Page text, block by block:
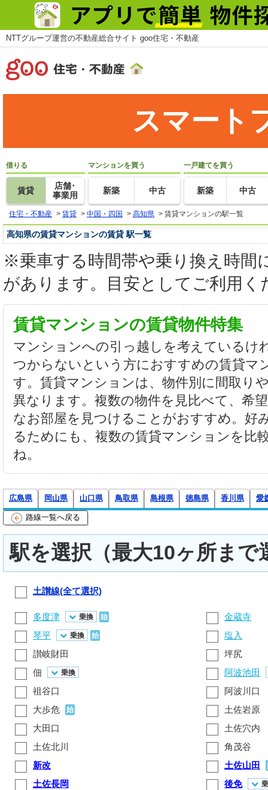
NTTグループ運営の不動産総合サイト goo住宅・不動産
スマート
借りる
賃貸
店舗･
事業用
マンションを買う
新築 中古
一戸建てを買う
新築 中古
住宅・不動産 > 賃貸 > 中国・四国 > 高知県 > 賃貸マンションの駅一覧
高知県の賃貸マンションの賃貸 駅一覧
※乗車する時間帯や乗り換え時間
があります。目安としてご利用く
賃貸マンションの賃貸物件特集
マンションへの引っ越しを考えているけ
つからないという方におすすめの賃貸マ
す。賃貸マンションは、物件別に間取り
異なります。複数の物件を見比べて、希
なお部屋を見つけることがおすすめ。好
るためにも、複数の賃貸マンションを比
ね。
広島県 岡山県 山口県 鳥取県 島根県 徳島県 香川県 愛
路線一覧へ戻る
駅を選択（最大10ヶ所まで
土讃線(全て選択)
多度津 乗換 始
金蔵寺
琴平
乗換 始
塩入
讃岐財田
坪尻
佃
乗換
阿波池田
祖谷口
阿波川口
大歩危
始
土佐岩原
大田口
土佐穴内
土佐北川
角茂谷
新改
土佐山田
土佐長岡 後免